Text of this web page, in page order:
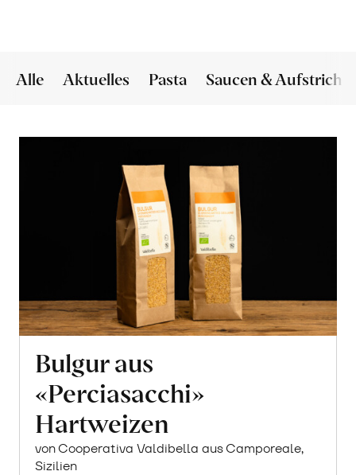
Alle Aktuelles Pasta Saucen & Aufstriche
Bulgur aus
«Perciasacchi»
Hartweizen
von Cooperativa Valdibella aus Camporeale,
Sizilien